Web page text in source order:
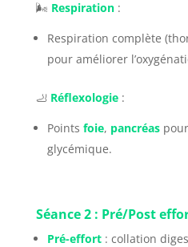
🌬️ Respiration:
Respiration complète
pour améliorer
🦶 Réflexologie:
Points foie, pancréas
glycémique.
Séance 2 : Pré/Post
Pré-effort: collation